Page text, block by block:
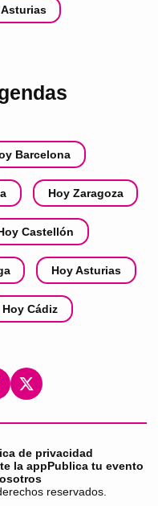
Barcelona
Hoy Zaragoza
Castellón
Hoy Asturias
Hoy Cádiz
de privacidad
la appPublica tu evento
reservados.